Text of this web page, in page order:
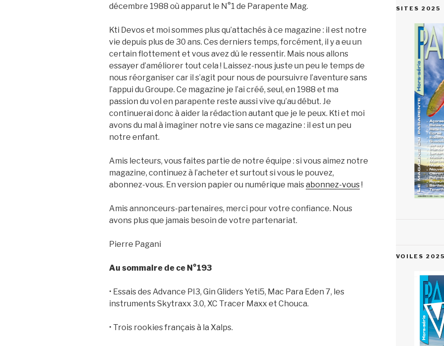
décembre 1988 où apparut le N°1 de Parapente Mag.
Kti Devos et moi sommes plus qu’attachés à ce magazine : il est notre
vie depuis plus de 30 ans. Ces derniers temps, forcément, il y a eu un
certain flottement et vous avez dû le ressentir. Mais nous allons
essayer d’améliorer tout cela ! Laissez-nous juste un peu le temps de
nous réorganiser car il s’agit pour nous de poursuivre l’aventure sans
l’appui du Groupe. Ce magazine je l’ai créé, seul, en 1988 et ma
passion du vol en parapente reste aussi vive qu’au début. Je
continuerai donc à aider la rédaction autant que je le peux. Kti et moi
avons du mal à imaginer notre vie sans ce magazine : il est un peu
notre enfant.
Amis lecteurs, vous faites partie de notre équipe : si vous aimez notre
magazine, continuez à l’acheter et surtout si vous le pouvez,
abonnez-vous. En version papier ou numérique maisabonnez-vous!
Amis annonceurs-partenaires, merci pour votre confiance. Nous
avons plus que jamais besoin de votre partenariat.
Pierre Pagani
Au sommaire de ce N°193
• Essais des Advance PI3, Gin Gliders Yeti5, Mac Para Eden 7, les
instruments Skytraxx 3.0, XC Tracer Maxx et Chouca.
• Trois rookies français à la Xalps.
SITES 2025
VOILES